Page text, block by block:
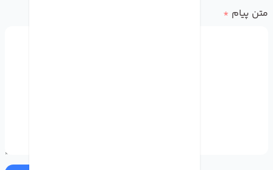
متن پیام *